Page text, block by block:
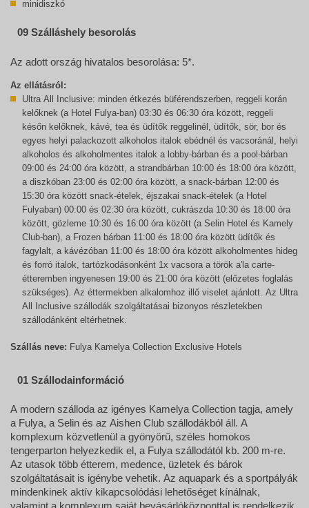
minidiszkó
09 Szálláshely besorolás
Az adott ország hivatalos besorolása: 5*.
Az ellátásról:
Ultra All Inclusive: minden étkezés büférendszerben, reggeli korán
kelőknek (a Hotel Fulya-ban) 03:30 és 06:30 óra között, reggeli
későn kelőknek, kávé, tea és üdítők reggelinél, üdítők, sör, bor és
egyes helyi palackozott alkoholos italok ebédnél és vacsoránál, helyi
alkoholos és alkoholmentes italok a lobby-bárban és a pool-bárban
09:00 és 24:00 óra között, a strandbárban 10:00 és 18:00 óra között,
a diszkóban 23:00 és 02:00 óra között, a snack-bárban 12:00 és
15:30 óra között snack-ételek, éjszakai snack-ételek (a Hotel
Fulyaban) 00:00 és 02:30 óra között, cukrászda 10:30 és 18:00 óra
között, gözleme 10:30 és 16:00 óra között (a Selin Hotel és Kamely
Club-ban), a Frozen bárban 11:00 és 18:00 óra között üdítők és
fagylalt, a kávézóban 11:00 és 18:00 óra között alkoholmentes hideg
és forró italok, tartózkodásonként 1x vacsora a török a'la carte-
étteremben ingyenesen 19:00 és 21:00 óra között (előzetes foglalás
szükséges). Az éttermekben alkalomhoz illő viselet ajánlott. Az Ultra
All Inclusive szállodák szolgáltatásai bizonyos részletekben
szállodánként eltérhetnek.
Szállás neve: Fulya Kamelya Collection Exclusive Hotels
01 Szállodainformáció
A modern szálloda az igényes Kamelya Collection tagja, amely
a Fulya, a Selin és az Aishen Club szállodákból áll. A
komplexum közvetlenül a gyönyörű, széles homokos
tengerparton helyezkedik el, a Fulya szállodától kb. 200 m-re.
Az utasok több étterem, medence, üzletek és bárok
szolgáltatásait is igénybe vehetik. Az aquapark és a sportpályák
mindenkinek aktív kikapcsolódási lehetőséget kínálnak,
valamint a komplexum saját bevásárlóközponttal is rendelkezik.